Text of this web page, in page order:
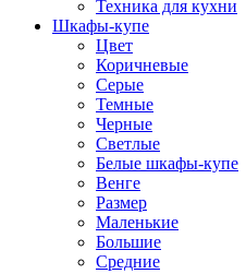
Техника для кухни
Шкафы-купе
Цвет
Коричневые
Серые
Темные
Черные
Светлые
Белые шкафы-купе
Венге
Размер
Маленькие
Большие
Средние